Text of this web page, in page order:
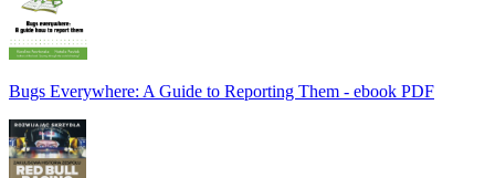
Bugs Everywhere: A Guide to Reporting Them - ebook PDF